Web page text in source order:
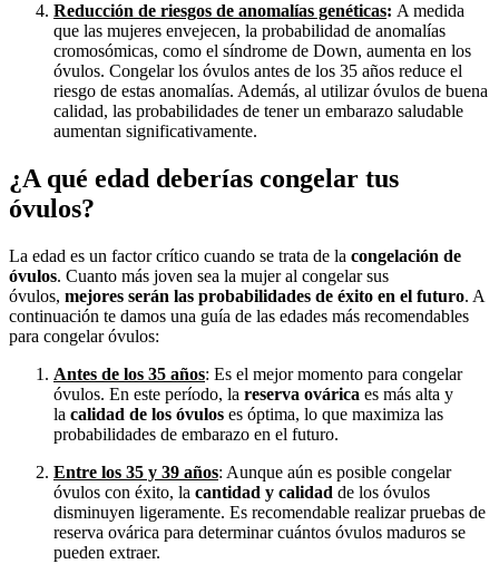
Reducción de riesgos de anomalías genéticas: A medida
que las mujeres envejecen, la probabilidad de anomalías
cromosómicas, como el síndrome de Down, aumenta en los
óvulos. Congelar los óvulos antes de los 35 años reduce el
riesgo de estas anomalías. Además, al utilizar óvulos de buena
calidad, las probabilidades de tener un embarazo saludable
aumentan significativamente.
¿A qué edad deberías congelar tus
óvulos?
La edad es un factor crítico cuando se trata de la congelación de
óvulos. Cuanto más joven sea la mujer al congelar sus
óvulos, mejores serán las probabilidades de éxito en el futuro. A
continuación te damos una guía de las edades más recomendables
para congelar óvulos:
Antes de los 35 años: Es el mejor momento para congelar
óvulos. En este período, la reserva ovárica es más alta y
la calidad de los óvulos es óptima, lo que maximiza las
probabilidades de embarazo en el futuro.
Entre los 35 y 39 años: Aunque aún es posible congelar
óvulos con éxito, la cantidad y calidad de los óvulos
disminuyen ligeramente. Es recomendable realizar pruebas de
reserva ovárica para determinar cuántos óvulos maduros se
pueden extraer.